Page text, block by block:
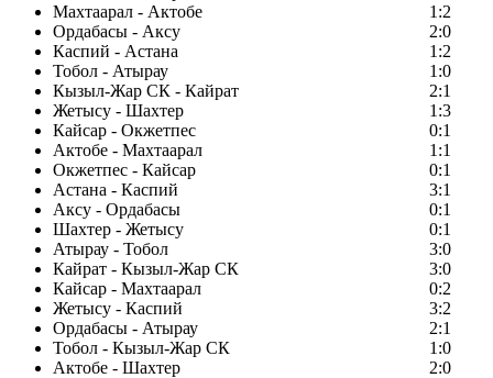
Махтаарал - Актобе
1:2
Ордабасы - Аксу
2:0
Каспий - Астана
1:2
Тобол - Атырау
1:0
Кызыл-Жар СК - Кайрат
2:1
Жетысу - Шахтер
1:3
Кайсар - Окжетпес
0:1
Актобе - Махтаарал
1:1
Окжетпес - Кайсар
0:1
Астана - Каспий
3:1
Аксу - Ордабасы
0:1
Шахтер - Жетысу
0:1
Атырау - Тобол
3:0
Кайрат - Кызыл-Жар СК
3:0
Кайсар - Махтаарал
0:2
Жетысу - Каспий
3:2
Ордабасы - Атырау
2:1
Тобол - Кызыл-Жар СК
1:0
Актобе - Шахтер
2:0